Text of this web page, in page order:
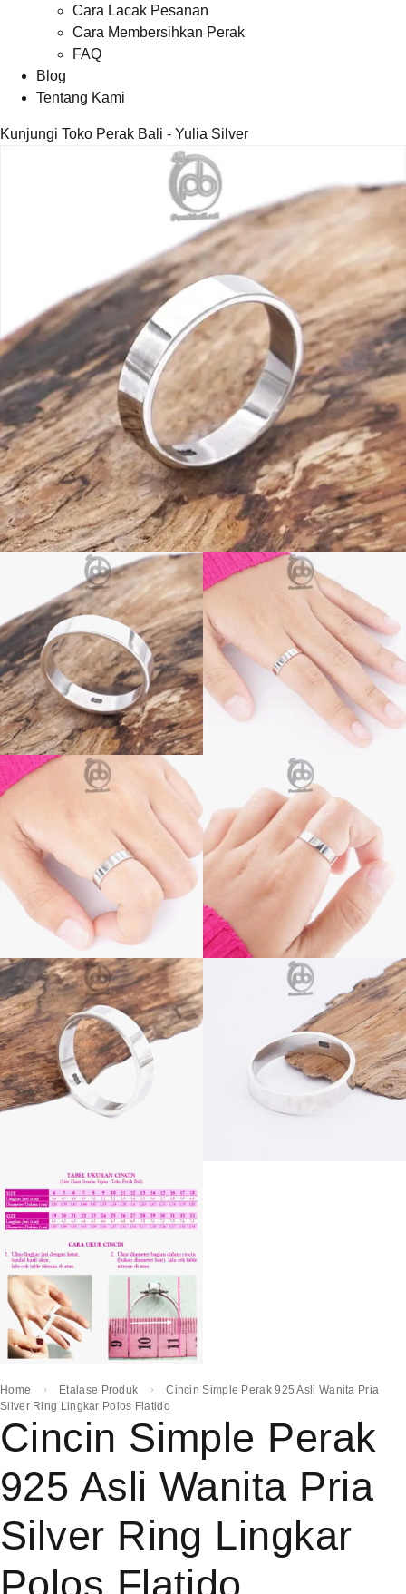
Cara Lacak Pesanan
Cara Membersihkan Perak
FAQ
Blog
Tentang Kami
Kunjungi Toko Perak Bali - Yulia Silver
Home Etalase Produk
Cincin Simple Perak 925 Asli Wanita Pria
Silver Ring Lingkar Polos Flatido
Cincin Simple Perak
925 Asli Wanita Pria
Silver Ring Lingkar